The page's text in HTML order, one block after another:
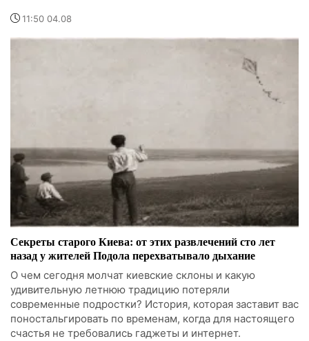
11:50 04.08
Секреты старого Киева: от этих развлечений сто лет
назад у жителей Подола перехватывало дыхание
О чем сегодня молчат киевские склоны и какую
удивительную летнюю традицию потеряли
современные подростки? История, которая заставит вас
поностальгировать по временам, когда для настоящего
счастья не требовались гаджеты и интернет.